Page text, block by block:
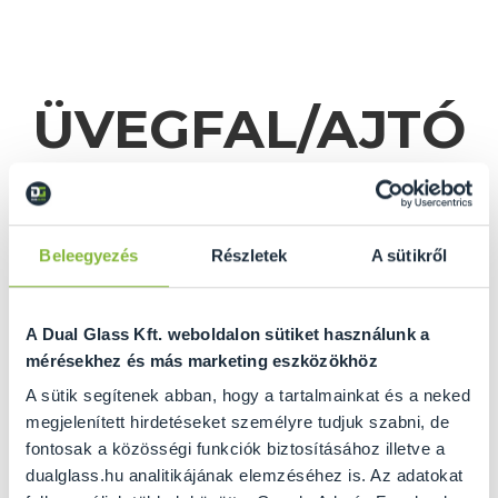
Beleegyezés Részletek A sütikről
A Dual Glass Kft. weboldalon sütiket használunk a
mérésekhez és más marketing eszközökhöz
A sütik segítenek abban, hogy a tartalmainkat és a neked
megjelenített hirdetéseket személyre tudjuk szabni, de
fontosak a közösségi funkciók biztosításához illetve a
dualglass.hu analitikájának elemzéséhez is. Az adatokat
ÜVEGFAL/AJTÓ
KALKULÁTOR
GRATULÁLUNK ÖNNEK